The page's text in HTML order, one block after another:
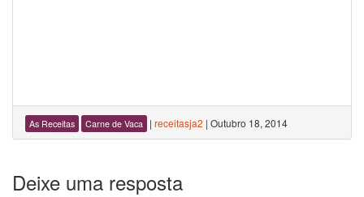
As Receitas Carne de Vaca | receitasja2 | Outubro 18, 2014
Deixe uma resposta